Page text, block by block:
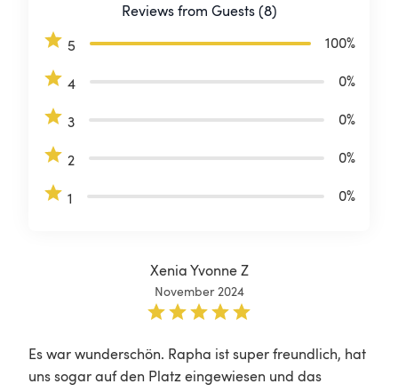
Reviews from Guests (8)
5
100%
4 0%
3 0%
2 0%
1 0%
Xenia Yvonne Z
November 2024
Es war wunderschön. Rapha ist super freundlich, hat
uns sogar auf den Platz eingewiesen und das